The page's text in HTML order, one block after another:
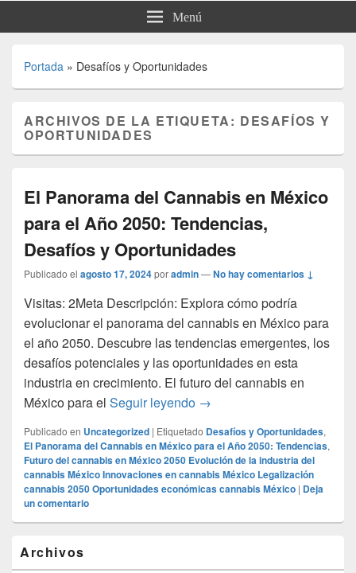
Menú
Portada » Desafíos y Oportunidades
ARCHIVOS DE LA ETIQUETA: DESAFÍOS Y
OPORTUNIDADES
El Panorama del Cannabis en México
para el Año 2050: Tendencias,
Desafíos y Oportunidades
Publicado el agosto 17, 2024poradmin—No hay comentarios ↓
Visitas: 2Meta Descripción: Explora cómo podría
evolucionar el panorama del cannabis en México para
el año 2050. Descubre las tendencias emergentes, los
desafíos potenciales y las oportunidades en esta
industria en crecimiento. El futuro del cannabis en
México para el Seguir leyendo El Panorama del
→
Publicado en Uncategorized | Etiquetado Desafíos y Oportunidades,
El Panorama del Cannabis en México para el Año 2050: Tendencias,
Futuro del cannabis en México 2050 Evolución de la industria del
cannabis México Innovaciones en cannabis México Legalización
cannabis 2050 Oportunidades económicas cannabis México | Deja
un comentario
área
Archivos